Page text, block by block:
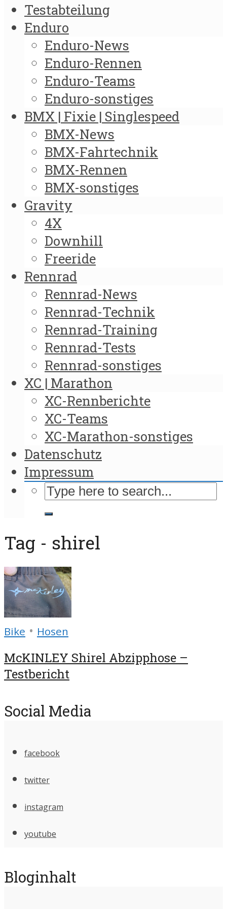
Testabteilung
Enduro
Enduro-News
Enduro-Rennen
Enduro-Teams
Enduro-sonstiges
BMX | Fixie | Singlespeed
BMX-News
BMX-Fahrtechnik
BMX-Rennen
BMX-sonstiges
Gravity
4X
Downhill
Freeride
Rennrad
Rennrad-News
Rennrad-Technik
Rennrad-Training
Rennrad-Tests
Rennrad-sonstiges
XC | Marathon
XC-Rennberichte
XC-Teams
XC-Marathon-sonstiges
Datenschutz
Impressum
Tag - shirel
Bike • Hosen
McKINLEY Shirel Abzipphose –
Testbericht
Social Media
facebook
twitter
instagram
youtube
Bloginhalt